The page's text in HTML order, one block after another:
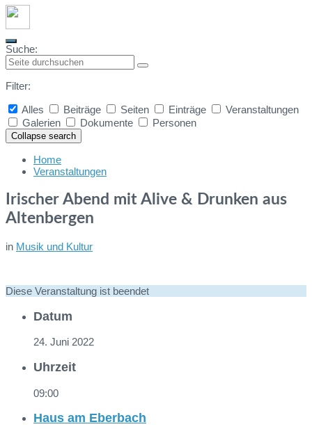
Suche:
Filter:
Alles
Beiträge Seiten Einträge
Veranstaltungen
Galerien
Dokumente Personen
Collapse search
Home
Veranstaltungen
Irischer Abend mit Alive & Drunken aus
Altenbergen
in Musik und Kultur
Diese Veranstaltung ist beendet
Datum
24. Juni 2022
Uhrzeit
09:00
Haus am Eberbach